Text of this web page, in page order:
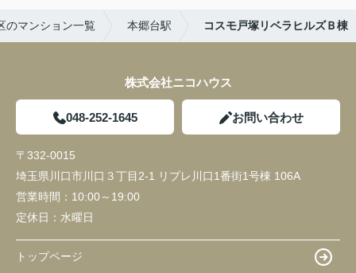
のマンション一覧 本郷台駅 コスモ戸塚リベラヒルズＢ棟
株式会社ニコハウス
048-252-1645 お問い合わせ
〒332-0015
埼玉県川口市川口３丁目2-1 リプレ川口1番街1号棟 106A
営業時間： 10:00～19:00
定休日： 水曜日
トップページ